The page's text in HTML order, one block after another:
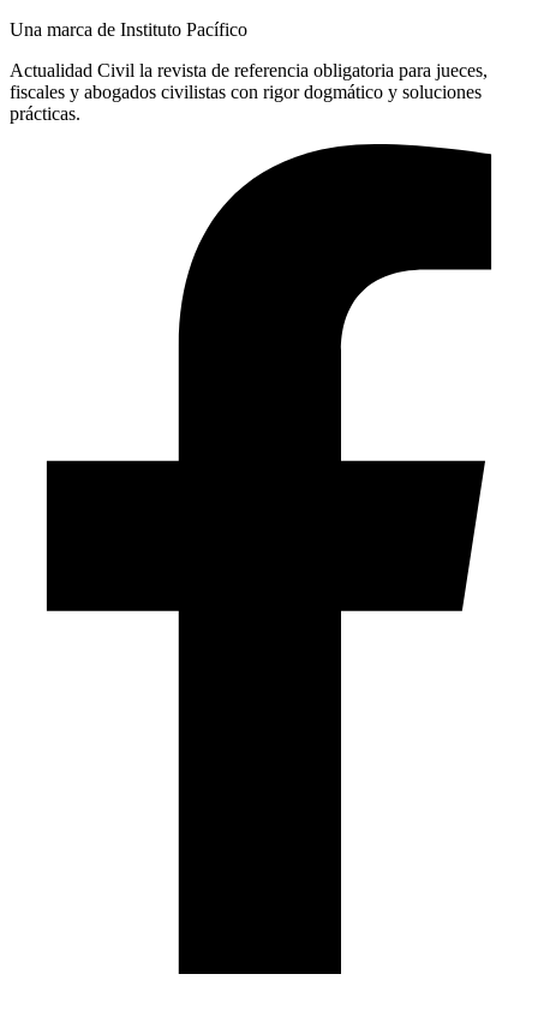
Una marca de Instituto Pacífico
Actualidad Civil la revista de referencia obligatoria para jueces,
fiscales y abogados civilistas con rigor dogmático y soluciones
prácticas.